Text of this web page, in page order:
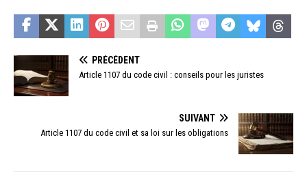
PRÉCÉDENT
Article 1107 du code civil : conseils pour les juristes
SUIVANT
Article 1107 du code civil et sa loi sur les obligations